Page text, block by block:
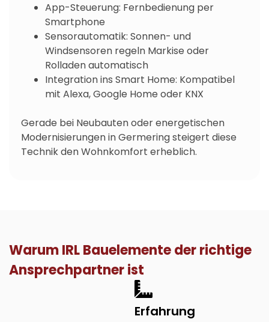
App-Steuerung: Fernbedienung per
Smartphone
Sensorautomatik: Sonnen- und
Windsensoren regeln Markise oder
Rolladen automatisch
Integration ins Smart Home: Kompatibel
mit Alexa, Google Home oder KNX
Gerade bei Neubauten oder energetischen
Modernisierungen in Germering steigert diese
Technik den Wohnkomfort erheblich.
Warum IRL Bauelemente der richtige
Ansprechpartner ist
Erfahrung